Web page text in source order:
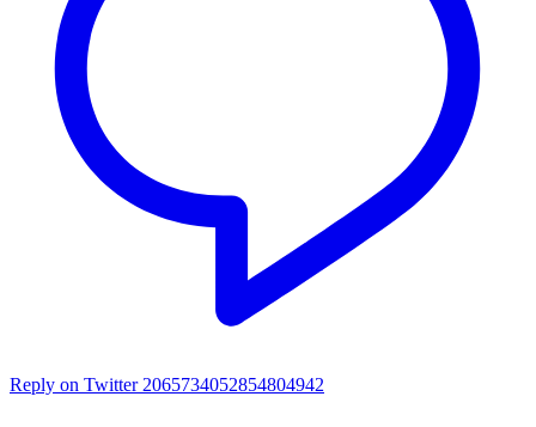
Reply on Twitter 2065734052854804942